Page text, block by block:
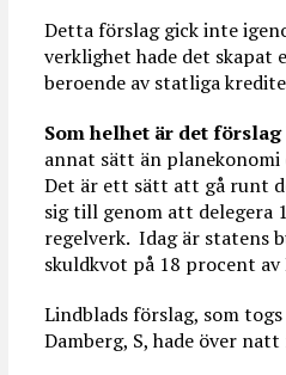
Detta förslag gick inte
verklighet hade det
beroende av statliga
Som helhet är det förslag
annat sätt än
Det är ett sätt att gå runt
sig till genom att delegera
regelverk. Idag är statens
skuldkvot på 18 procent av
Lindblads förslag, som
Damberg, S, hade över